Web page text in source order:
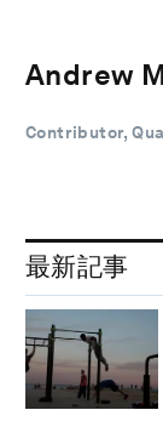
Andrew
Contributor,
最新記事